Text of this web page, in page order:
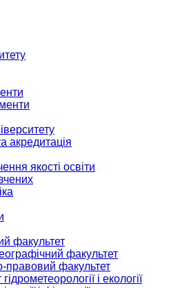
акредитація
якості освіти
факультет
факультет
правовий факультет
і екології